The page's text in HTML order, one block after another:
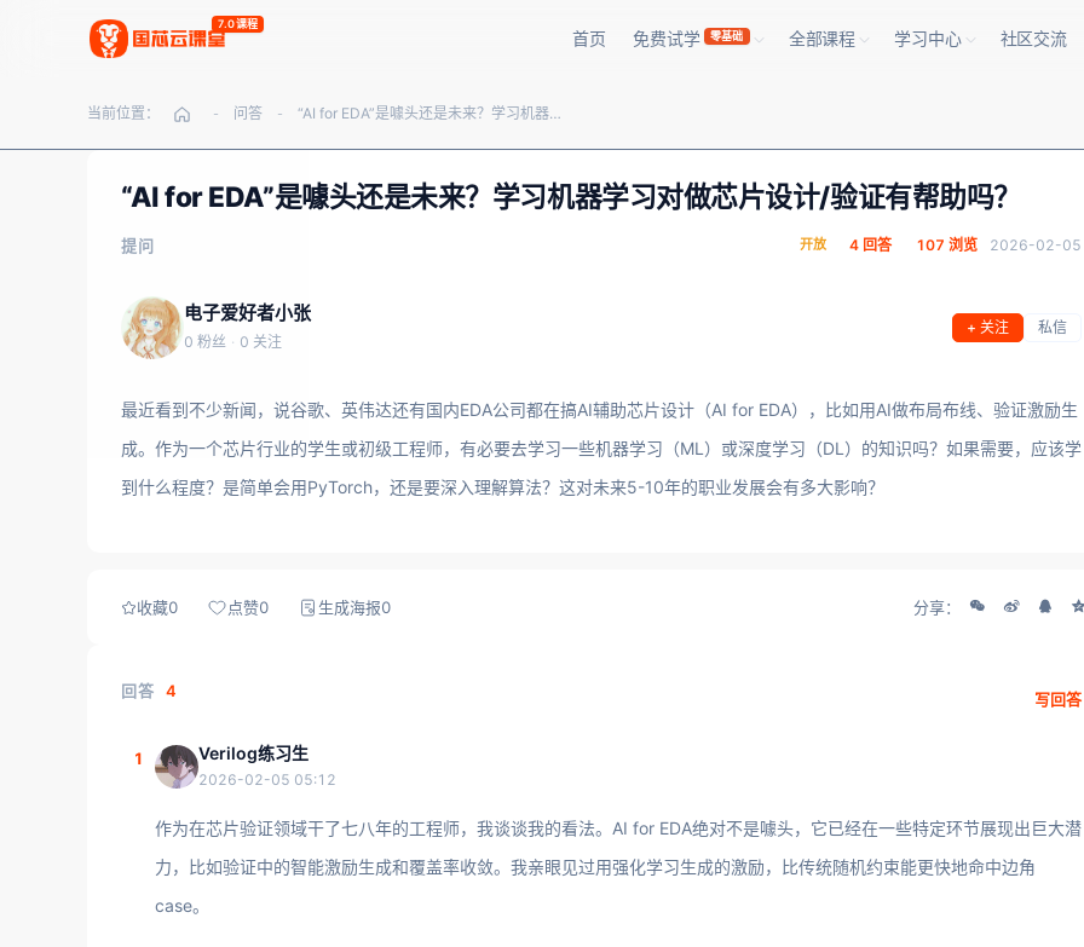
7.0课程
首页 免费试学 零基础 全部课程 学习中心 社区交流
当前位置： - 问答 - “AI for EDA”是噱头还是未来？学习机器学习对做芯片设计/验证有帮助吗？
“AI for EDA”是噱头还是未来？学习机器学习对做芯片设计/验证有帮助吗？
提问 开放 4 回答 107 浏览 2026-02-05
电子爱好者小张
0 粉丝 · 0 关注
+ 关注 私信
最近看到不少新闻，说谷歌、英伟达还有国内EDA公司都在搞AI辅助芯片设计（AI for EDA），比如用AI做布局布线、验证激励生
成。作为一个芯片行业的学生或初级工程师，有必要去学习一些机器学习（ML）或深度学习（DL）的知识吗？如果需要，应该学
到什么程度？是简单会用PyTorch，还是要深入理解算法？这对未来5-10年的职业发展会有多大影响？
收藏0 点赞0 生成海报0 分享：
回答 4 写回答
1 Verilog练习生
2026-02-05 05:12
作为在芯片验证领域干了七八年的工程师，我谈谈我的看法。AI for EDA绝对不是噱头，它已经在一些特定环节展现出巨大潜
力，比如验证中的智能激励生成和覆盖率收敛。我亲眼见过用强化学习生成的激励，比传统随机约束能更快地命中边角
case。